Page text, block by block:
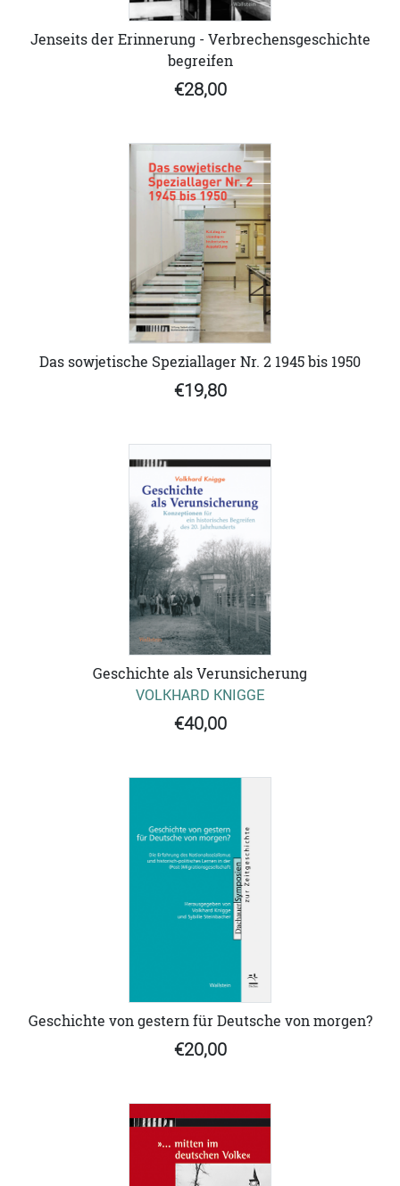
Jenseits der Erinnerung - Verbrechensgeschichte
begreifen
€28,00
Das sowjetische Speziallager Nr. 2 1945 bis 1950
€19,80
Geschichte als Verunsicherung
VOLKHARD KNIGGE
€40,00
Geschichte von gestern für Deutsche von morgen?
€20,00